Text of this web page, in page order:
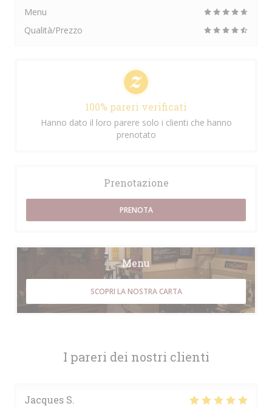
I pareri dei nostri clienti
Jacques S
Menu
Qualità/Prezzo
100% pareri verificati
Hanno dato il loro parere solo i clienti che hanno
prenotato
Prenotazione
PRENOTA
Menu
SCOPRI LA NOSTRA CARTA